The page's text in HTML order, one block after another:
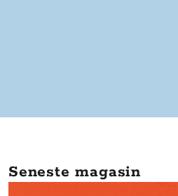
Seneste magasin